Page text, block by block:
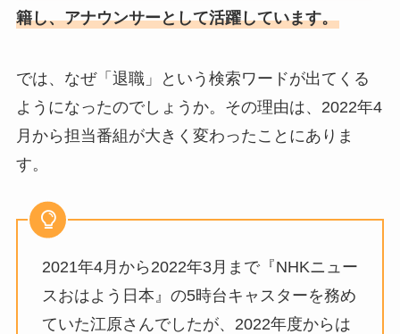
籍し、アナウンサーとして活躍しています。
では、なぜ「退職」という検索ワードが出てくる
ようになったのでしょうか。その理由は、2022年4
月から担当番組が大きく変わったことにありま
す。
2021年4月から2022年3月まで『NHKニュー
スおはよう日本』の5時台キャスターを務め
ていた江原さんでしたが、2022年度からは